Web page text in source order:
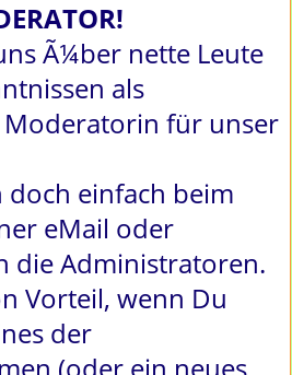
Ã¼ber nette Leute
als
für unser
doch einfach beim
eMail oder
die Administratoren.
Vorteil, wenn Du
der